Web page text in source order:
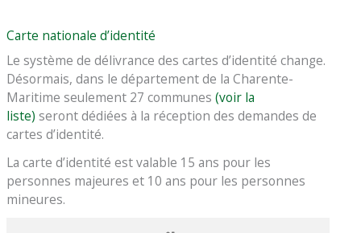
Carte nationale d’identité
Le système de délivrance des cartes d’identité change.
Désormais, dans le département de la Charente-
Maritime seulement 27 communes(voir la
liste) seront dédiées à la réception des demandes de
cartes d’identité.
La carte d’identité est valable 15 ans pour les
personnes majeures et 10 ans pour les personnes
mineures.